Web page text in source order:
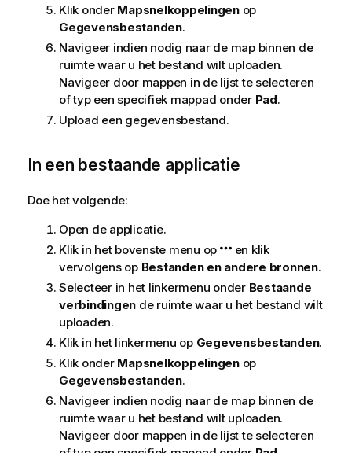
Klik onder Mapsnelkoppelingenop
Gegevensbestanden.
Navigeer indien nodig naar de map binnen de
ruimte waar u het bestand wilt uploaden.
Navigeer door mappen in de lijst te selecteren
of typ een specifiek mappad onder Pad.
Upload een gegevensbestand.
In een bestaande applicatie
Doe het volgende:
Open de applicatie.
Klik in het bovenste menu op
en klik
vervolgens op Bestanden en andere bronnen.
Selecteer in het linkermenu onder Bestaande
verbindingen de ruimte waar u het bestand wilt
uploaden.
Klik in het linkermenu op Gegevensbestanden.
Klik onder Mapsnelkoppelingenop
Gegevensbestanden.
Navigeer indien nodig naar de map binnen de
ruimte waar u het bestand wilt uploaden.
Navigeer door mappen in de lijst te selecteren